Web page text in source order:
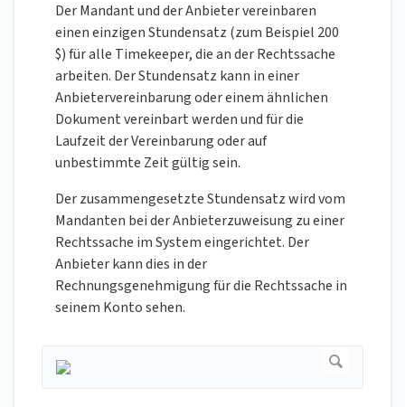
Der Mandant und der Anbieter vereinbaren
einen einzigen Stundensatz (zum Beispiel 200
$) für alle Timekeeper, die an der Rechtssache
arbeiten. Der Stundensatz kann in einer
Anbietervereinbarung oder einem ähnlichen
Dokument vereinbart werden und für die
Laufzeit der Vereinbarung oder auf
unbestimmte Zeit gültig sein.
Der zusammengesetzte Stundensatz wird vom
Mandanten bei der Anbieterzuweisung zu einer
Rechtssache im System eingerichtet. Der
Anbieter kann dies in der
Rechnungsgenehmigung für die Rechtssache in
seinem Konto sehen.